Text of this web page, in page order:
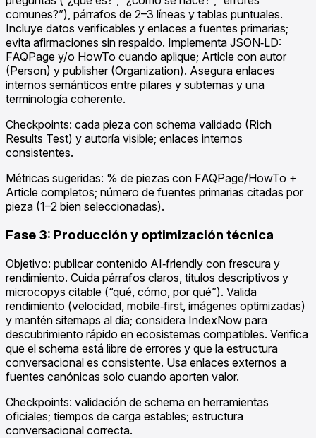
comunes?”), párrafos de 2–3 líneas y tablas puntuales.
Incluye datos verificables y enlaces a fuentes primarias;
evita afirmaciones sin respaldo. Implementa JSON‑LD:
FAQPage y/o HowTo cuando aplique; Article con autor
(Person) y publisher (Organization). Asegura enlaces
internos semánticos entre pilares y subtemas y una
terminología coherente.
Checkpoints: cada pieza con schema validado (Rich
Results Test) y autoría visible; enlaces internos
consistentes.
Métricas sugeridas: % de piezas con FAQPage/HowTo +
Article completos; número de fuentes primarias citadas por
pieza (1–2 bien seleccionadas).
Fase 3: Producción y optimización técnica
Objetivo: publicar contenido AI‑friendly con frescura y
rendimiento. Cuida párrafos claros, títulos descriptivos y
microcopys citable (“qué, cómo, por qué”). Valida
rendimiento (velocidad, mobile‑first, imágenes optimizadas)
y mantén sitemaps al día; considera IndexNow para
descubrimiento rápido en ecosistemas compatibles. Verifica
que el schema está libre de errores y que la estructura
conversacional es consistente. Usa enlaces externos a
fuentes canónicas solo cuando aporten valor.
Checkpoints: validación de schema en herramientas
oficiales; tiempos de carga estables; estructura
conversacional correcta.